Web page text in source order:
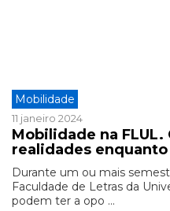
Mobilidade
11 janeiro 2024
Mobilidade na
realidades
Durante um ou mais
Faculdade de Letras da
podem ter a opo ...